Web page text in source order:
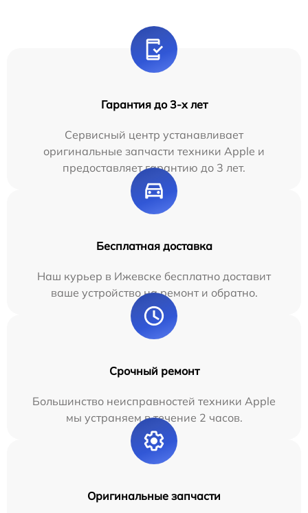
Гарантия до 3-х лет
Сервисный центр устанавливает
оригинальные запчасти техники Apple и
предоставляет гарантию до 3 лет.
Бесплатная доставка
Наш курьер в Ижевске бесплатно доставит
ваше устройство на ремонт и обратно.
Срочный ремонт
Большинство неисправностей техники Apple
мы устраняем в течение 2 часов.
Оригинальные запчасти